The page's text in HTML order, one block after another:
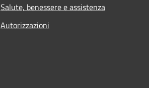
Salute, benessere e assistenza
Autorizzazioni